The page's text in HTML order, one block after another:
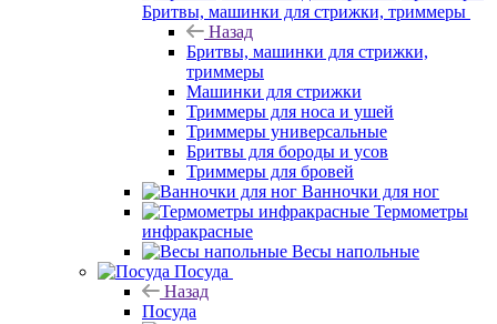
Бритвы, машинки для стрижки, триммеры
Назад
Бритвы, машинки для стрижки,
триммеры
Машинки для стрижки
Триммеры для носа и ушей
Триммеры универсальные
Бритвы для бороды и усов
Триммеры для бровей
Ванночки для ног
Термометры
инфракрасные
Весы напольные
Посуда
Назад
Посуда